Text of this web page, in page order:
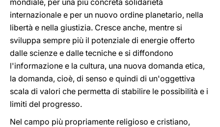
mondiale, per una più concreta solidarietà
internazionale e per un nuovo ordine planetario, nella
libertà e nella giustizia. Cresce anche, mentre si
sviluppa sempre più il potenziale di energie offerto
dalle scienze e dalle tecniche e si diffondono
l'informazione e la cultura, una nuova domanda etica,
la domanda, cioè, di senso e quindi di un'oggettiva
scala di valori che permetta di stabilire le possibilità e i
limiti del progresso.
Nel campo più propriamente religioso e cristiano,